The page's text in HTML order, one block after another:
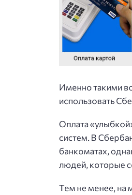
Именно такими
использовать
Оплата
систем. В
банкоматах,
людей, которые
Тем не менее, на